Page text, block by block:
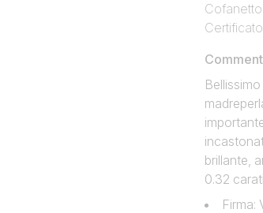
brillante,
0.32
Firma: